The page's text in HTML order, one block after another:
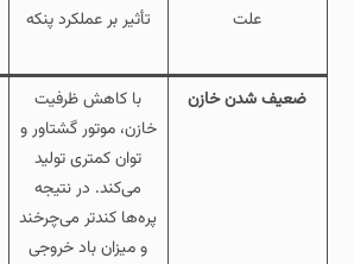
علت تأثیر بر عملکرد پنکه
ضعیف شدن خازن
با کاهش ظرفیت
خازن، موتور گشتاور و
توان کمتری تولید
می‌کند. در نتیجه
پره‌ها کندتر می‌چرخند
و میزان باد خروجی